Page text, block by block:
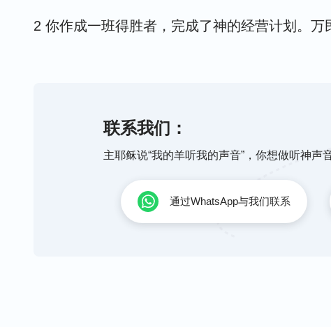
2 你作成一班得胜者，完成了神的经营计划。
3 经历之中定真神，神话时时在显现，显现在
面，凡事和神有交通，一切事让神作主权。细
联系我们：
主耶稣说“我的羊听我的声音”，你想做听神声
通过WhatsApp与我们联系